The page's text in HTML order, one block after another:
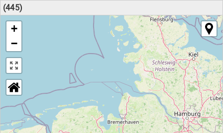
(445)
+
−